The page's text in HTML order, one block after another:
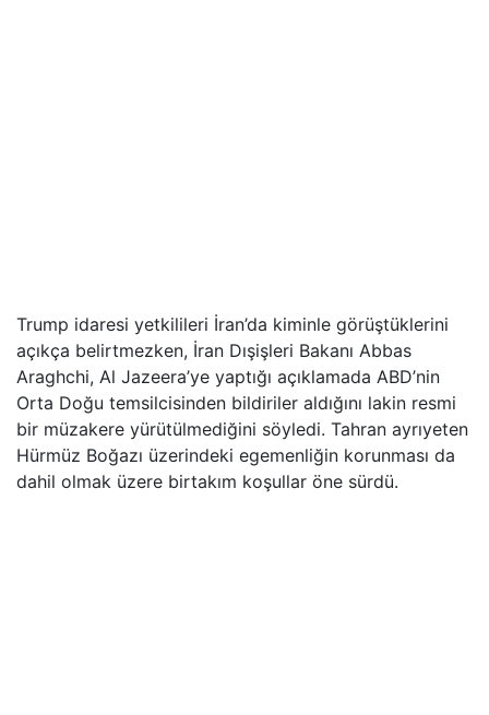
Trump idaresi yetkilileri İran’da kiminle görüştüklerini
açıkça belirtmezken, İran Dışişleri Bakanı Abbas
Araghchi, Al Jazeera’ye yaptığı açıklamada ABD’nin
Orta Doğu temsilcisinden bildiriler aldığını lakin resmi
bir müzakere yürütülmediğini söyledi. Tahran ayrıyeten
Hürmüz Boğazı üzerindeki egemenliğin korunması da
dahil olmak üzere birtakım koşullar öne sürdü.